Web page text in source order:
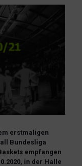
erstmaligen
Bundesliga
empfangen
in der Halle